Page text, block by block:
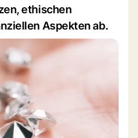
ethischen
Aspekten ab.